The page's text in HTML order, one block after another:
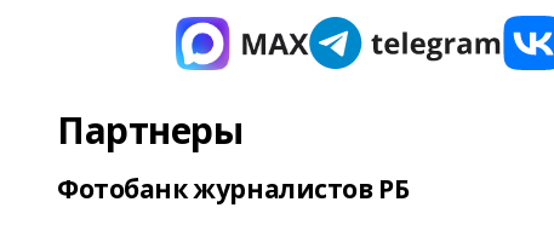
Партнеры
Фотобанк журналистов РБ